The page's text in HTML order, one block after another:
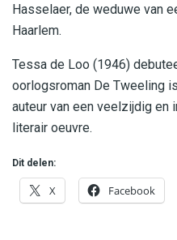
Hasselaer, de weduwe van
Haarlem.
Tessa de Loo (1946)
oorlogsroman De Tweeling
auteur van een veelzijdig en
literair oeuvre.
Dit delen:
X Facebook